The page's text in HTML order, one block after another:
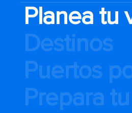
Planea tu
Destinos
Puertos
Prepara